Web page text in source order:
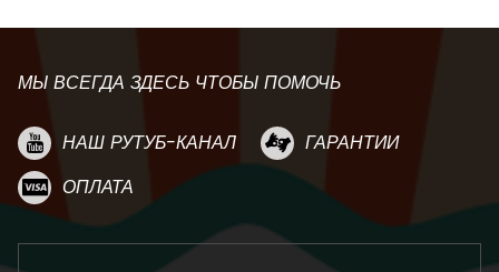
МЫ ВСЕГДА ЗДЕСЬ ЧТОБЫ ПОМОЧЬ
НАШ РУТУБ-КАНАЛ
ГАРАНТИИ
ОПЛАТА